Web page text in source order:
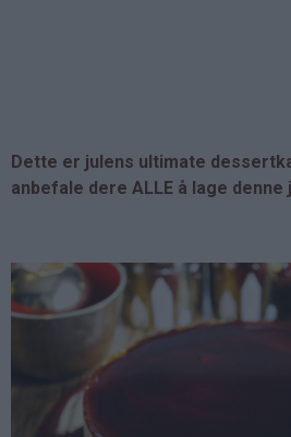
Dette er julens ultimate
anbefale dere ALLE å lage denne